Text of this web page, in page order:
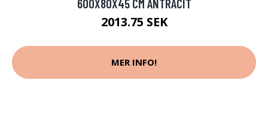
600X80X45 CM ANTRACIT
2013.75 SEK
MER INFO!